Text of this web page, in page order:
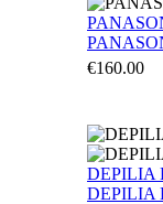
€160.00
DEPILIA
DEPILIA